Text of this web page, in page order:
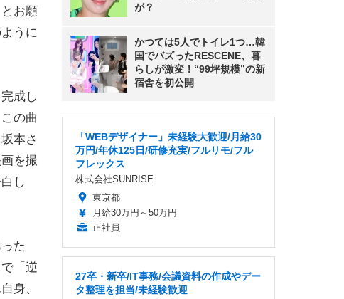
お願
うに
成し
の曲
本さ
を撮
し
た
「逆
身、
が？
かつては5人でトイレ1つ…韓
国でバズったRESCENE、暮
らしが激変！“99坪規模”の新
宿舎を初公開
「WEBデザイナー」未経験大歓迎/月給30
万円/年休125日/研修充実/フルリモ/フル
フレックス
株式会社SUNRISE
東京都
月給30万円～50万円
正社員
27卒・新卒/IT事務/会議資料の作成やデー
タ整理を担当/未経験歓迎